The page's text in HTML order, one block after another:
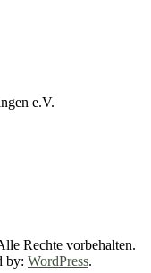
e.V.
Rechte vorbehalten.
by: WordPress.